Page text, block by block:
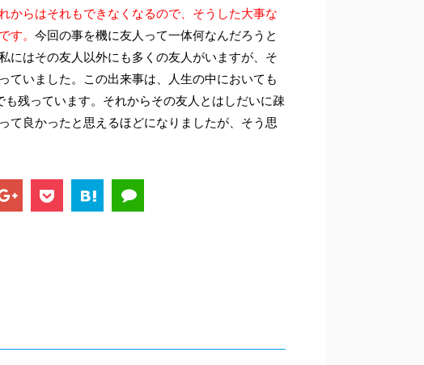
からはそれもできなくなるので、そうした大事な
す。 今回の事を機に友人って一体何なんだろうと
にはその友人以外にも多くの友人がいますが、そ
ていました。この出来事は、人生の中においても
残っています。それからその友人とはしだいに疎
て良かったと思えるほどになりましたが、そう思